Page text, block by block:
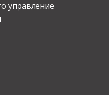
управление